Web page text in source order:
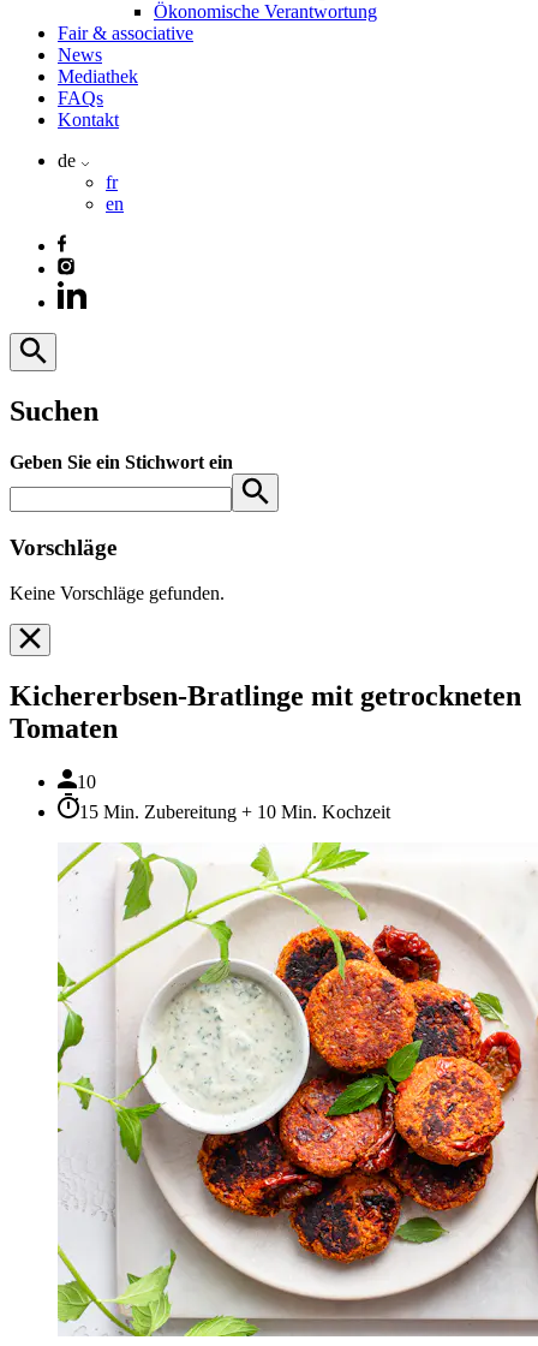
Ökonomische Verantwortung
Fair & associative
News
Mediathek
FAQs
Kontakt
de
fr
en
Suchen
Geben Sie ein Stichwort ein
Vorschläge
Keine Vorschläge gefunden.
Kichererbsen-Bratlinge mit getrockneten
Tomaten
10
15 Min. Zubereitung + 10 Min. Kochzeit